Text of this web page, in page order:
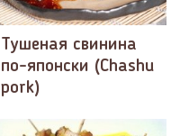
Тушеная свинина
по-японски (Chashu
pork)